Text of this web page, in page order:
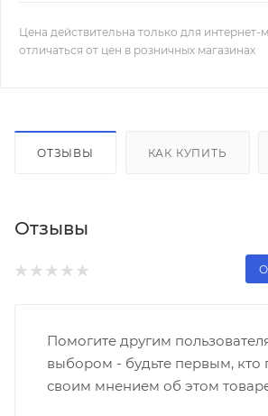
Цена действительна только для интернет-
отличаться от цен в розничных магазинах
ОТЗЫВЫ КАК КУПИТЬ
Отзывы
Помогите другим
выбором - будьте первым, кто
своим мнением об этом